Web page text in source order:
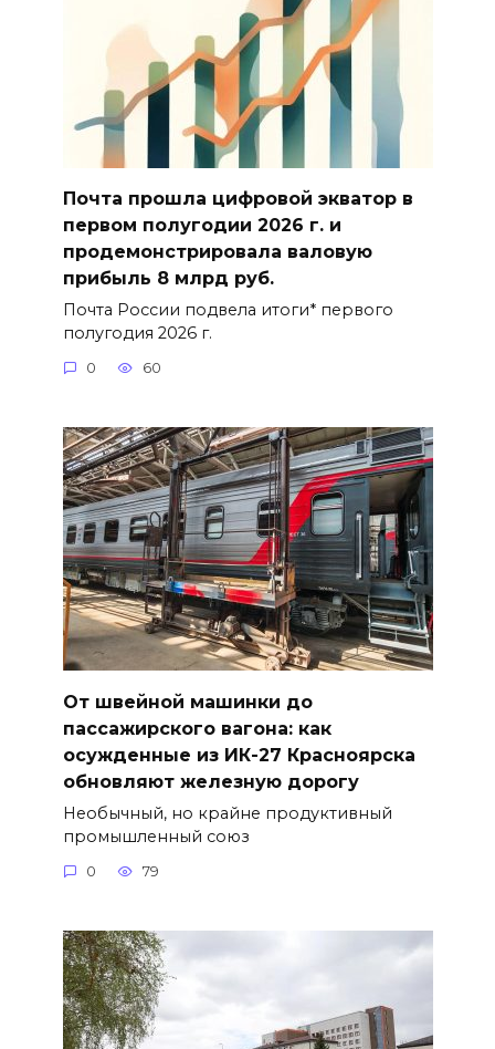
Почта прошла цифровой экватор в
первом полугодии 2026 г. и
продемонстрировала валовую
прибыль 8 млрд руб.
Почта России подвела итоги* первого
полугодия 2026 г.
0 60
От швейной машинки до
пассажирского вагона: как
осужденные из ИК-27 Красноярска
обновляют железную дорогу
Необычный, но крайне продуктивный
промышленный союз
0 79